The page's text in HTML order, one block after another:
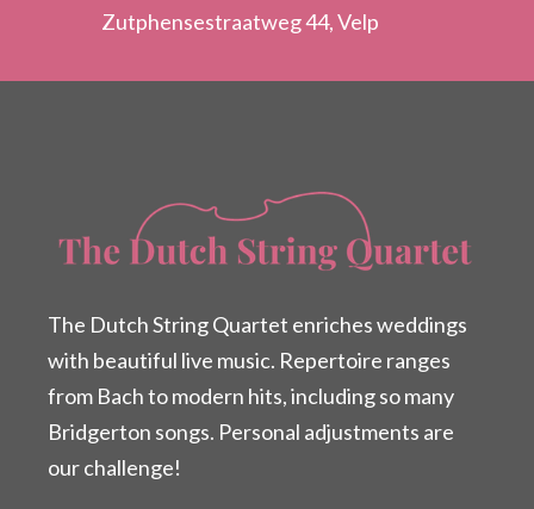
Zutphensestraatweg 44, Velp
The Dutch String Quartet enriches weddings
with beautiful live music. Repertoire ranges
from Bach to modern hits, including so many
Bridgerton songs. Personal adjustments are
our challenge!